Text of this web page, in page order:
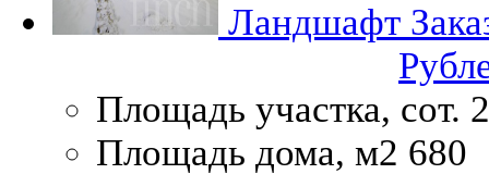
Ландшафт
Площадь участка, сот.
Площадь дома, м2 680